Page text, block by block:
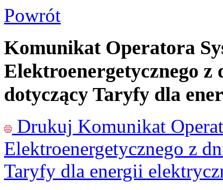
Powrót
Komunikat Operatora
Elektroenergetycznego z
dotyczący Taryfy dla
Drukuj Komunikat
Elektroenergetycznego z
Taryfy dla energii